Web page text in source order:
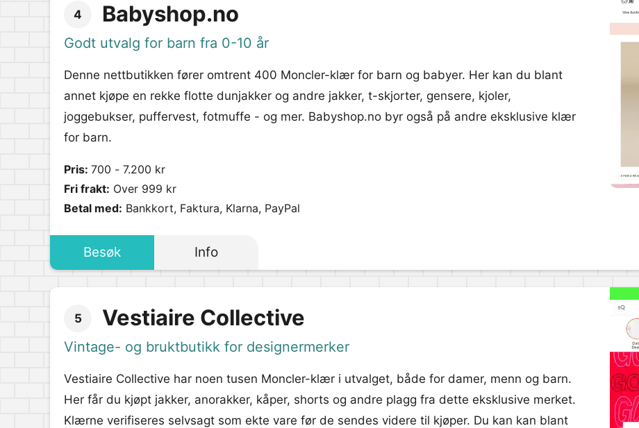
4 Babyshop.no
Godt utvalg for barn fra 0-10 år
Denne nettbutikken fører omtrent 400 Moncler-klær for barn og babyer. Her kan du blant
annet kjøpe en rekke flotte dunjakker og andre jakker, t-skjorter, gensere, kjoler,
joggebukser, puffervest, fotmuffe - og mer. Babyshop.no byr også på andre eksklusive klær
for barn.
Pris: 700 - 7.200 kr
Fri frakt: Over 999 kr
Betal med: Bankkort, Faktura, Klarna, PayPal
Besøk Info
5 Vestiaire Collective
Vintage- og bruktbutikk for designermerker
Vestiaire Collective har noen tusen Moncler-klær i utvalget, både for damer, menn og barn.
Her får du kjøpt jakker, anorakker, kåper, shorts og andre plagg fra dette eksklusive merket.
Klærne verifiseres selvsagt som ekte vare før de sendes videre til kjøper. Du kan kan blant